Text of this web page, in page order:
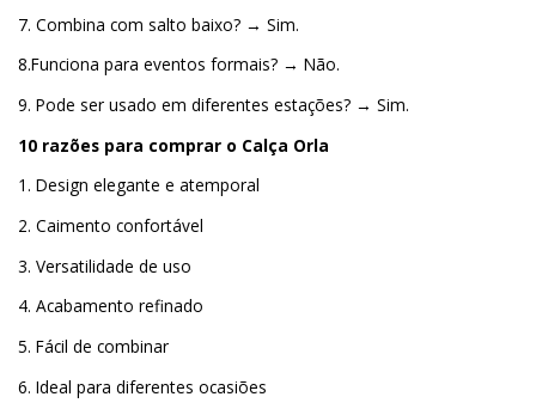
7. Combina com salto baixo? → Sim.
8.Funciona para eventos formais? → Não.
9. Pode ser usado em diferentes estações? → Sim.
10 razões para comprar o Calça Orla
1. Design elegante e atemporal
2. Caimento confortável
3. Versatilidade de uso
4. Acabamento refinado
5. Fácil de combinar
6. Ideal para diferentes ocasiões